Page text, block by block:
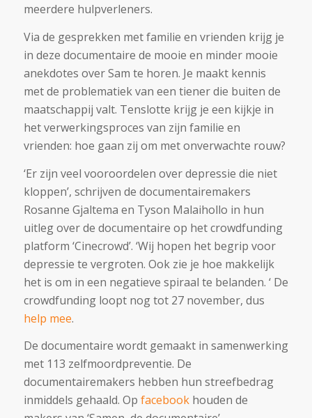
meerdere hulpverleners.
Via de gesprekken met familie en vrienden krijg je
in deze documentaire de mooie en minder mooie
anekdotes over Sam te horen. Je maakt kennis
met de problematiek van een tiener die buiten de
maatschappij valt. Tenslotte krijg je een kijkje in
het verwerkingsproces van zijn familie en
vrienden: hoe gaan zij om met onverwachte rouw?
‘Er zijn veel vooroordelen over depressie die niet
kloppen’, schrijven de documentairemakers
Rosanne Gjaltema en Tyson Malaihollo in hun
uitleg over de documentaire op het crowdfunding
platform ‘Cinecrowd’. ‘Wij hopen het begrip voor
depressie te vergroten. Ook zie je hoe makkelijk
het is om in een negatieve spiraal te belanden. ‘ De
crowdfunding loopt nog tot 27 november, dus
help mee.
De documentaire wordt gemaakt in samenwerking
met 113 zelfmoordpreventie. De
documentairemakers hebben hun streefbedrag
inmiddels gehaald. Op facebookhouden de